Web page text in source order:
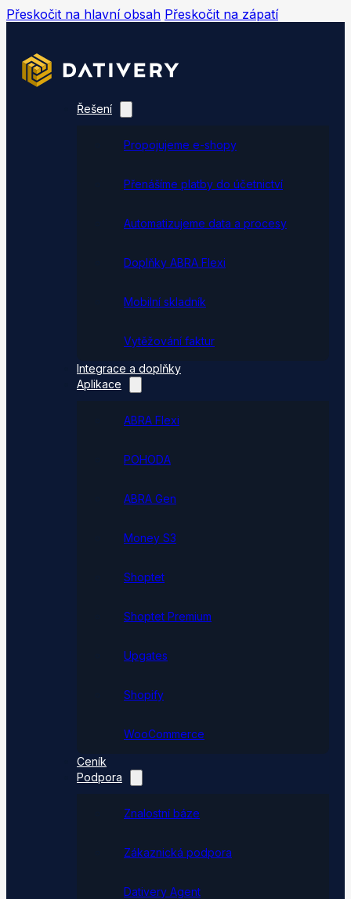
Přeskočit na hlavní obsah Přeskočit na zápatí
Řešení
Propojujeme e-shopy
Přenášíme platby do účetnictví
Automatizujeme data a procesy
Doplňky ABRA Flexi
Mobilní skladník
Vytěžování faktur
Integrace a doplňky
Aplikace
ABRA Flexi
POHODA
ABRA Gen
Money S3
Shoptet
Shoptet Premium
Upgates
Shopify
WooCommerce
Ceník
Podpora
Znalostní báze
Zákaznická podpora
Dativery Agent